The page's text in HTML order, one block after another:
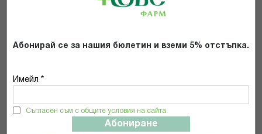
Абонирай се за нашия бюлетин и вземи 5% отстъпка.
Имейл *
Съгласен съм с общите условия на сайта
Абониране
КИСЕЛИНА + ПОДАР. КУТИЯ
ФОРМУЛА ИМУНИТЕТ КАПС. Х 30